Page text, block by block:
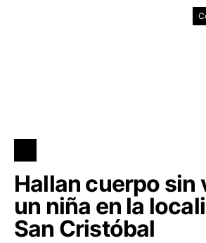
Hallan cuerpo sin
un niña en la
San Cristóbal